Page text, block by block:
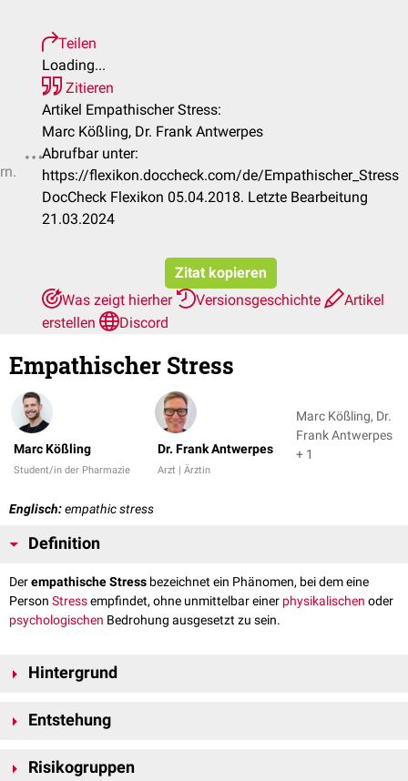
Teilen
Loading...
Zitieren
Artikel Empathischer Stress:
Marc Kößling, Dr. Frank Antwerpes
Abrufbar unter:
https://flexikon.doccheck.com/de/Empathischer_Stress
DocCheck Flexikon 05.04.2018. Letzte Bearbeitung
21.03.2024
Zitat kopieren
Was zeigt hierher
Versionsgeschichte
Artikel
erstellen
Discord
Empathischer Stress
Marc Kößling
Student/in der Pharmazie
Dr. Frank Antwerpes
Arzt | Ärztin
Marc Kößling, Dr.
Frank Antwerpes
+ 1
Englisch:empathic stress
Definition
Derempathische Stress bezeichnet ein Phänomen, bei dem eine
Person Stressempfindet, ohne unmittelbar einer physikalischen oder
psychologischen Bedrohung ausgesetzt zu sein.
Hintergrund
Gefahrensituationen (
Empathiebezeichnet die Fähigkeit, sich in andere
Entstehung
unbewusst Mimik und Gestik nach.
Risikogruppen